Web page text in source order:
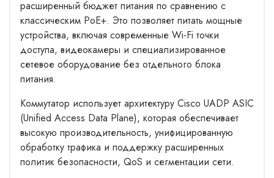
расширенный бюджет питания по сравнению с
классическим PoE+. Это позволяет питать мощные
устройства, включая современные Wi-Fi точки
доступа, видеокамеры и специализированное
сетевое оборудование без отдельного блока
питания.
Коммутатор использует архитектуру Cisco UADP ASIC
(Unified Access Data Plane), которая обеспечивает
высокую производительность, унифицированную
обработку трафика и поддержку расширенных
политик безопасности, QoS и сегментации сети.